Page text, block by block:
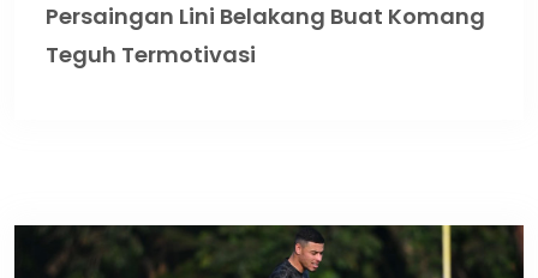
Persaingan Lini Belakang Buat Komang
Teguh Termotivasi